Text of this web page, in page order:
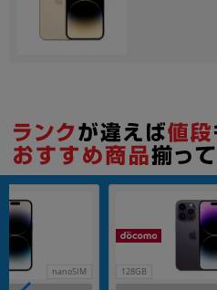
nanoSIM 128GB